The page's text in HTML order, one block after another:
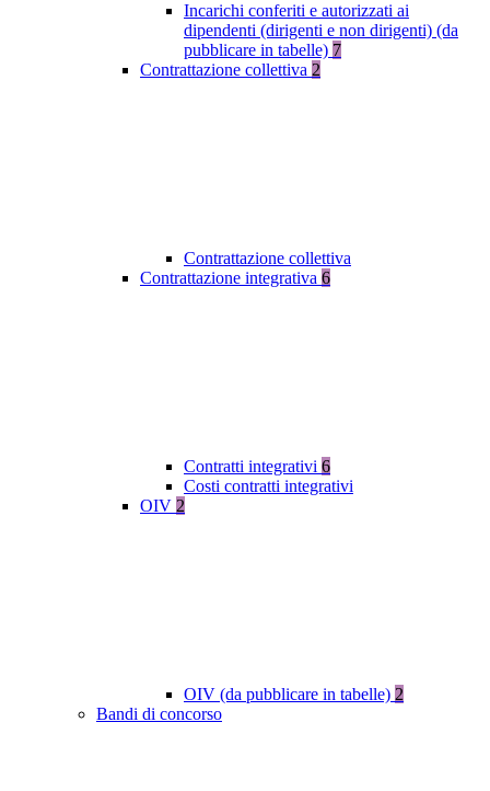
Incarichi conferiti e autorizzati ai
dipendenti (dirigenti e non dirigenti) (da
pubblicare in tabelle) 7
Contrattazione collettiva 2
Contrattazione collettiva
Contrattazione integrativa 6
Contratti integrativi 6
Costi contratti integrativi
OIV 2
OIV (da pubblicare in tabelle) 2
Bandi di concorso